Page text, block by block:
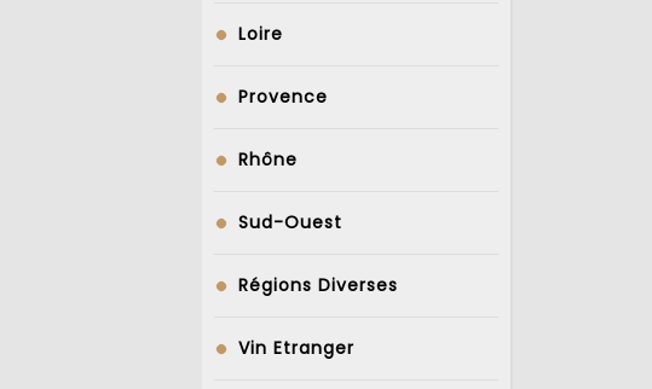
Loire
Provence
Rhône
Sud-Ouest
Régions Diverses
Vin Etranger